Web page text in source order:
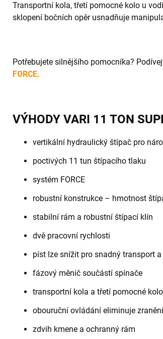
Transportní kola, třetí pomocné kolo u
sklopení bočních opěr usnadňuje
Potřebujete silnějšího pomocníka?
FORCE.
VÝHODY VARI 11 TON
vertikální hydraulický štípač pro
poctivých 11 tun štípacího tlaku
systém FORCE
robustní konstrukce – hmotnost
stabilní rám a robustní štípací klín
dvě pracovní rychlosti
píst lze snížit pro snadný transport
fázový měnič součástí spínače
transportní kola a třetí pomocné
obouruční ovládání eliminuje
zdvih kmene a ochranný rám